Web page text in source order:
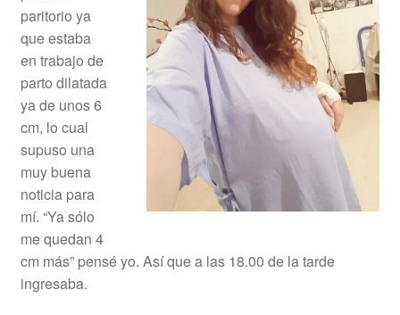
paritorio ya
que estaba
en trabajo de
parto dilatada
ya de unos 6
cm, lo cual
supuso una
muy buena
noticia para
mí. “Ya sólo
me quedan 4
cm más” pensé yo. Así que a las 18.00 de la tarde
ingresaba.